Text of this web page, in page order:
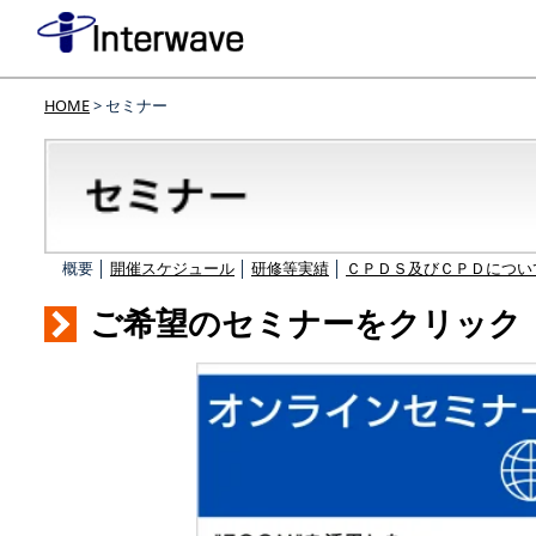
HOME> セミナー
概要 │ 開催スケジュール 研修等実績 ＣＰＤＳ及びＣＰＤにつ
ご希望のセミナーをクリック